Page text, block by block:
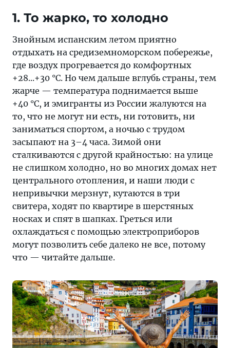
того,
жить
и
радоваться
1. То жарко, то холодно
Знойным испанским летом приятно
отдыхать на средиземноморском побережье,
где воздух прогревается до комфортных
+28...+30 °C. Но чем дальше вглубь страны, тем
жарче — температура поднимается выше
+40 °C, и эмигранты из России жалуются на
то, что не могут ни есть, ни готовить, ни
заниматься спортом, а ночью с трудом
засыпают на 3–4 часа. Зимой они
сталкиваются с другой крайностью: на улице
не слишком холодно, но во многих домах нет
центрального отопления, и наши люди с
непривычки мерзнут, кутаются в три
свитера, ходят по квартире в шерстяных
носках и спят в шапках. Греться или
охлаждаться с помощью электроприборов
могут позволить себе далеко не все, потому
что — читайте дальше.